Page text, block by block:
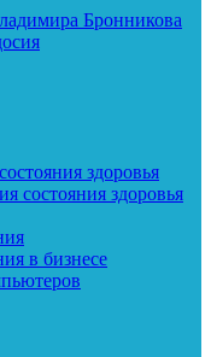
Бронникова
здоровья
состояния здоровья
в бизнесе